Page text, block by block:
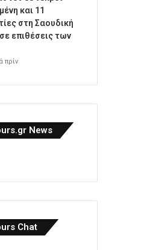
και 11
στη Σαουδική
επιθέσεις των
πρίν
News
Chat